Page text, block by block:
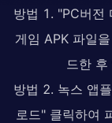
방법 1. "PC버전
게임 APK 파일
드한
방법 2. 녹스 앱
로드" 클릭하여